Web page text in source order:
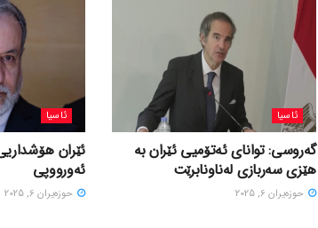
ئاسیا
گەروسی: توانای ئەتۆمیی ئێران بە
هێزی سەربازی لەناونابرێت
حوزه‌یران 6, 2025
ئاسیا
ئێران
ئەورووپی
حوزه‌یران 6, 2025